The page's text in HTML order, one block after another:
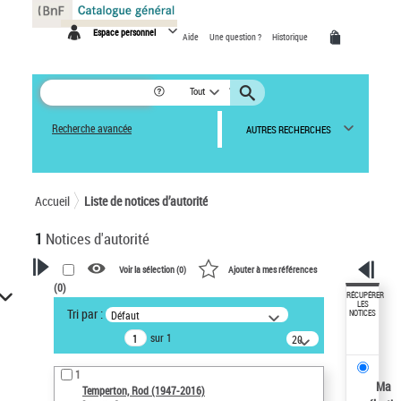
Espace personnel Aide Une question ? Historique
Tout
Recherche avancée AUTRES RECHERCHES
Accueil Liste de notices d’autorité
1 Notices d'autorité
VOTRE RECHERCHE
Recherche avancée dans les
notices d’autorité
Œuvres liées à l'auteur :
Temperton, Rod (1947-2016)
Voir la sélection (0) Ajouter à mes références
(0)
Tri par : Défaut
sur 1
20
résultats/page
1
Temperton, Rod (1947-2016)
RÉCUPÉRER
LES
NOTICES
Ma
Panneau de gestion des cookies